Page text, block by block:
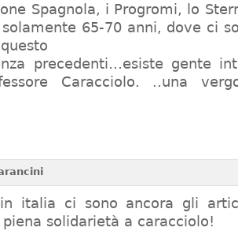
Spagnola, i Progromi, lo
65-70 anni, dove ci
precedenti…esiste gente
Caracciolo. ..una
italia ci sono ancora gli
solidarietà a caracciolo!